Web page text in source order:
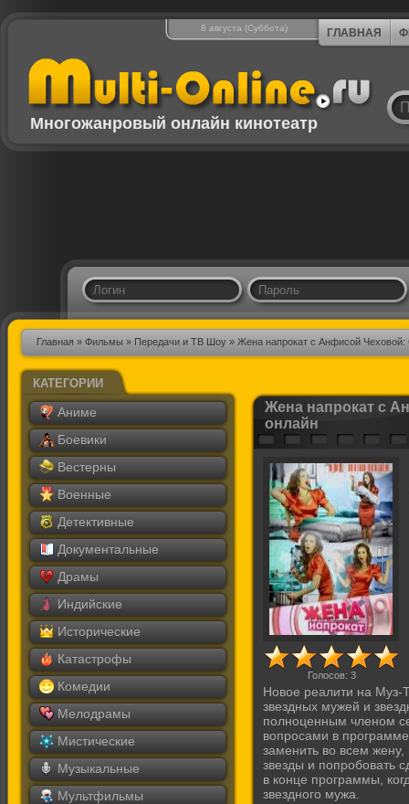
8 августа (Суббота) ГЛАВНАЯ
Многожанровый онлайн кинотеатр
Главная » Фильмы » Передачи и ТВ Шоу » Жена напрокат с Анфисой Чеховой:
КАТЕГОРИИ
Аниме
Боевики
Вестерны
Военные
Детективные
Документальные
Драмы
Индийские
Исторические
Катастрофы
Комедии
Мелодрамы
Мистические
Музыкальные
Мультфильмы
Жена напрокат с
онлайн
Голосов: 3
Новое реалити на Муз-
звездных мужей и
полноценным членом
вопросами в
заменить во всем
звезды и попробовать
в конце программы,
звездного мужа.